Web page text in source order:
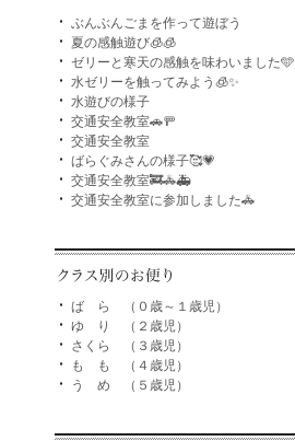
ぶんぶんごまを作って遊ぼう
夏の感触遊び🧊🧊
ゼリーと寒天の感触を味わいました🩵
水ゼリーを触ってみよう🧊✨
水遊びの様子
交通安全教室🚗🚥
交通安全教室
ばらぐみさんの様子🥰💗
交通安全教室🚒🚓🚑
交通安全教室に参加しました🚓
ば ら （０歳～１歳児）
ゆ り （２歳児）
さくら （３歳児）
も も （４歳児）
う め （５歳児）